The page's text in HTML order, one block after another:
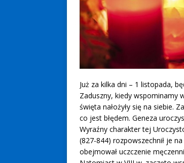
Już za kilka dni – 1 listopada,
Zaduszny, kiedy wspominamy
święta nałożyły się na siebie.
co jest błędem. Geneza
Wyraźny charakter tej
(827-844) rozpowszechnił je
obejmował uczczenie